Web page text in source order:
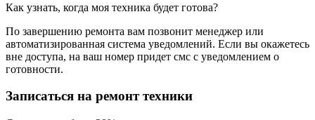
Как узнать, когда моя техника будет готова?
По завершению ремонта вам позвонит менеджер или
автоматизированная система уведомлений. Если вы окажетесь
вне доступа, на ваш номер придет смс с уведомлением о
готовности.
Записаться на ремонт техники